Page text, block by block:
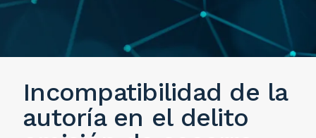
Incompatibilidad de la
autoría en el delito